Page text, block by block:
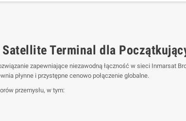
Terminal dla
zapewniające niezawodną łączność w sieci Inmarsat
płynne i przystępne cenowo połączenie globalne.
przemysłu, w tym: